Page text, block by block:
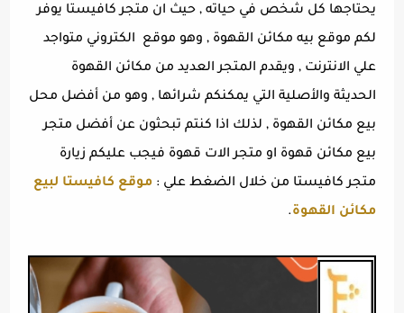
يحتاجها كل شخص في حياته , حيث ان متجر كافيستا يوفر
لكم موقع بيه مكائن القهوة , وهو موقع الكتروني متواجد
علي الانترنت , ويقدم المتجر العديد من مكائن القهوة
الحديثة والأصلية التي يمكنكم شرائها , وهو من أفضل محل
بيع مكائن القهوة , لذلك اذا كنتم تبحثون عن أفضل متجر
بيع مكائن قهوة او متجر الات قهوة فيجب عليكم زيارة
متجر كافيستا من خلال الضغط علي :موقع كافيستا لبيع
مكائن القهوة.